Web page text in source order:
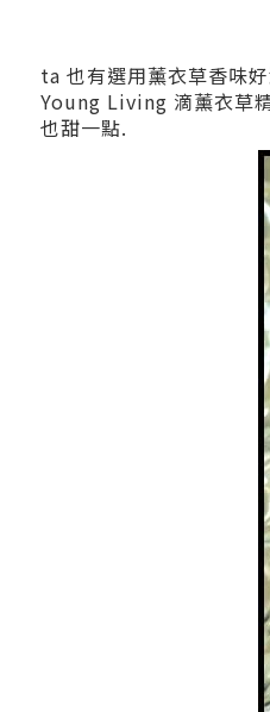
ta 也有選用薰衣草香味
Young Living 滴薰衣草
也甜一點.